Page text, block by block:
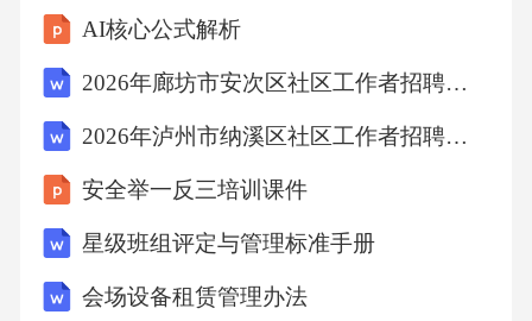
10.民间文学研究中的“比较研究法”主要强调不
四、材料分析题（本大题共2小题，每小题10
分，共20分）
材料一：
AI核心公式解析
2026年廊坊市安次区社区工作者招聘考试参考试题及答案解析
2026年泸州市纳溪区社区工作者招聘考试备考题库及答案解析
安全举一反三培训课件
星级班组评定与管理标准手册
会场设备租赁管理办法